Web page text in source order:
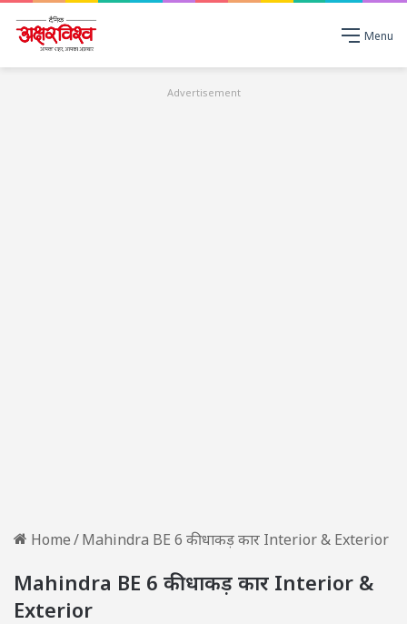
Menu
Advertisement
Home/Mahindra BE 6 की धाकड़ कार Interior & Exterior
Mahindra BE 6 की धाकड़ कार Interior &
Exterior